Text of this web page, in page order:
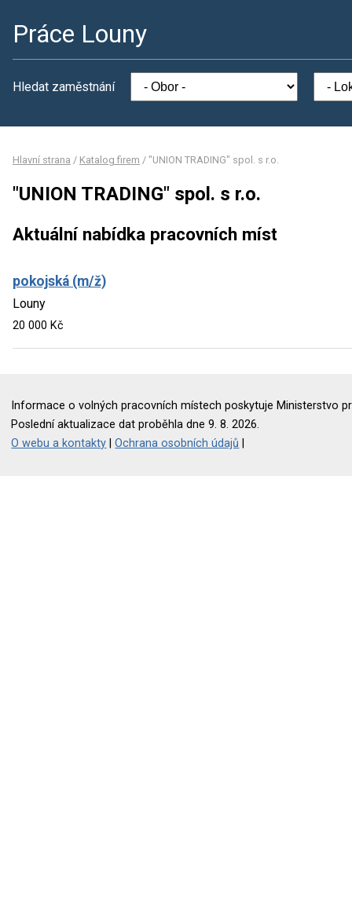
Práce Louny
Hledat zaměstnání
Hlavní strana / Katalog firem / "UNION TRADING" spol. s r.o.
"UNION TRADING" spol. s r.o.
Aktuální nabídka pracovních míst
pokojská (m/ž)
Louny
20 000 Kč
Informace o volných pracovních místech poskytuje Ministerstvo
Poslední aktualizace dat proběhla dne 9. 8. 2026.
O webu a kontakty |Ochrana osobních údajů